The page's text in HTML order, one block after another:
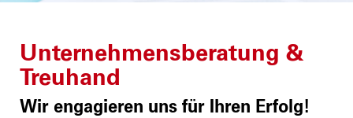
Unternehmensberatung &
Treuhand
Wir engagieren uns für Ihren Erfolg!